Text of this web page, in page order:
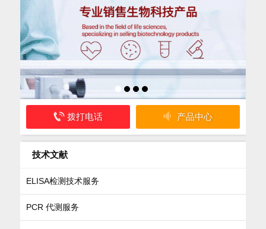
拨打电话 产品中心
技术文献
ELISA检测技术服务
PCR 代测服务